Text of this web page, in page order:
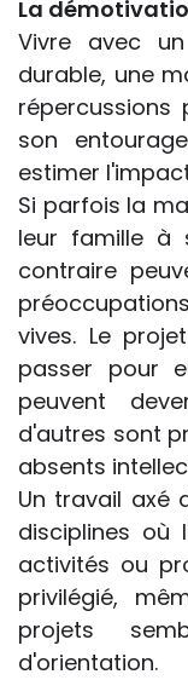
La
Vivre avec
durable, une
répercussions
son
estimer
Si parfois la
leur famille à
contraire
vives. Le
passer pour
peuvent
d'autres sont
absents
Un travail axé
disciplines où
activités ou
privilégié,
projets
d'orientation.